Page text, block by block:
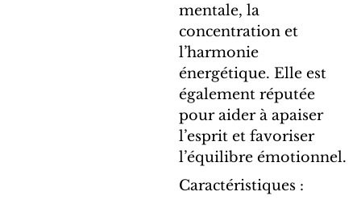
mentale, la
concentration et
l’harmonie
énergétique. Elle est
également réputée
pour aider à apaiser
l’esprit et favoriser
l’équilibre émotionnel.
Caractéristiques :